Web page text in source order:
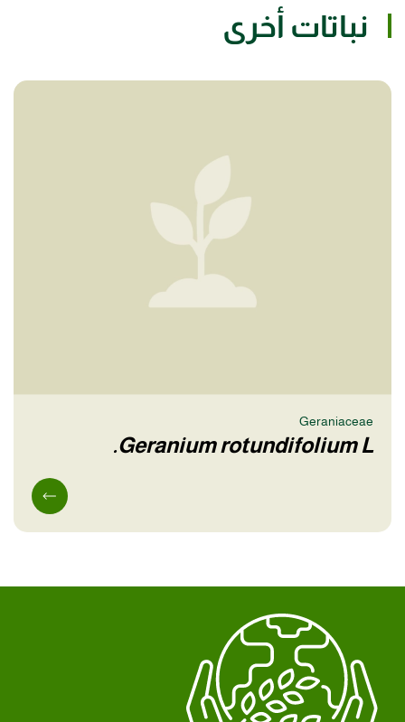
نباتات أخرى
Geraniaceae
Geranium rotundifolium L.